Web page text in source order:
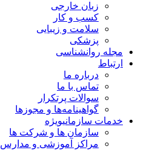
زبان خارجی
کسب و کار
سلامت و زیبایی
پزشکی
مجله روانشناسی
ارتباط
درباره ما
تماس با ما
سوالات پرتکرار
گواهینامه‌ها و مجوزها
خدمات سازمانیویژه
سازمان ها و شرکت ها
مراکز آموزشی و مدارس